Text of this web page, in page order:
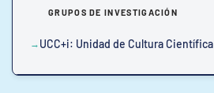
GRUPOS DE INVESTIGACIÓN
UCC+i: Unidad de Cultura Científica